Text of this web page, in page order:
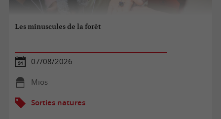
Les minuscules de la forêt
07/08/2026
Mios
Sorties natures